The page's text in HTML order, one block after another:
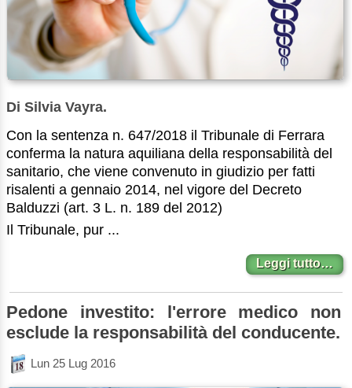
Di Silvia Vayra.
Con la sentenza n. 647/2018 il Tribunale di Ferrara
conferma la natura aquiliana della responsabilità del
sanitario, che viene convenuto in giudizio per fatti
risalenti a gennaio 2014, nel vigore del Decreto
Balduzzi (art. 3 L. n. 189 del 2012)
Il Tribunale, pur ...
Leggi tutto…
Pedone investito: l'errore medico non
esclude la responsabilità del conducente.
Lun 25 Lug 2016